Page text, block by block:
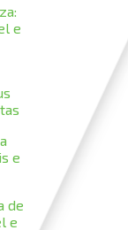
e
e
de
e